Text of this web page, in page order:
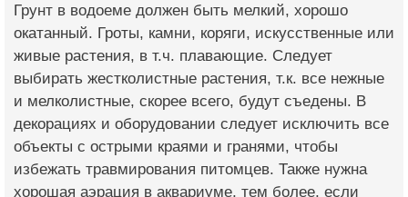
Грунт в водоеме должен быть мелкий, хорошо
окатанный. Гроты, камни, коряги, искусственные или
живые растения, в т.ч. плавающие. Следует
выбирать жестколистные растения, т.к. все нежные
и мелколистные, скорее всего, будут съедены. В
декорациях и оборудовании следует исключить все
объекты с острыми краями и гранями, чтобы
избежать травмирования питомцев. Также нужна
хорошая аэрация в аквариуме, тем более, если